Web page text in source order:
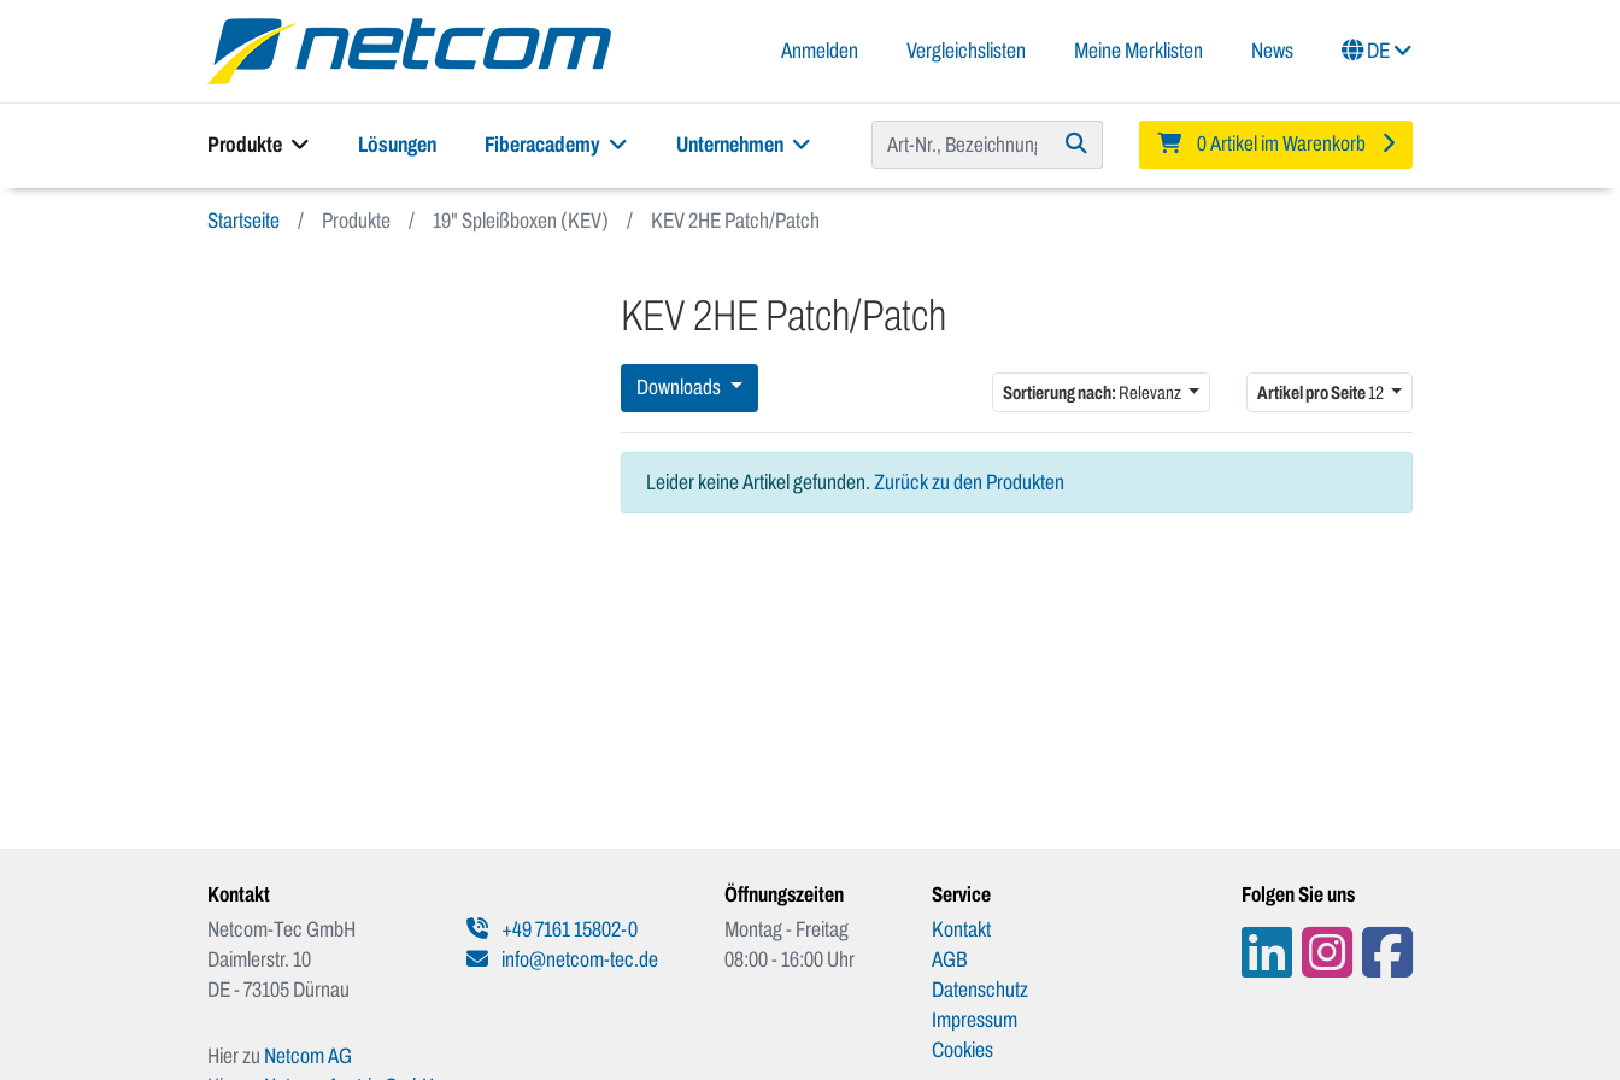
Anmelden Vergleichslisten Meine Merklisten News DE
Produkte Lösungen Fiberacademy Unternehmen 0 Artikel im Warenkorb
Startseite Produkte 19" Spleißboxen (KEV) KEV 2HE Patch/Patch
KEV 2HE Patch/Patch
Downloads Sortierung nach: Relevanz Artikel pro Seite12
Leider keine Artikel gefunden.Zurück zu den Produkten
Kontakt
Netcom-Tec GmbH
Daimlerstr. 10
DE - 73105 Dürnau
+49 7161 15802-0
info@netcom-tec.de
Hier zu Netcom AG
Öffnungszeiten
Montag - Freitag
08:00 - 16:00 Uhr
Service
Kontakt
AGB
Datenschutz
Impressum
Cookies
Folgen Sie uns